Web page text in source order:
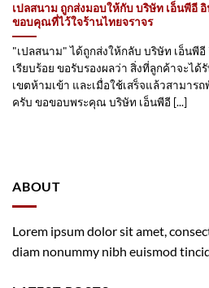
เปลสนาม ถูกส่งมอบให้กับ บริษัท เอ็นพีอี
ขอบคุณที่ไว้ใจร้านไทยจราจร
"เปลสนาม" ได้ถูกส่งให้กลับ บริษัท เอ็นพีอี
เรียบร้อย ขอรับรองผลว่า สิ่งที่ลูกค้าจะไ
เขตห้ามเข้า และเมื่อใช้เสร็จแล้วสามาร
ครับ ขอขอบพระคุณ บริษัท เอ็นพีอี [...]
ABOUT
Lorem ipsum dolor sit amet,
diam nonummy nibh euismod